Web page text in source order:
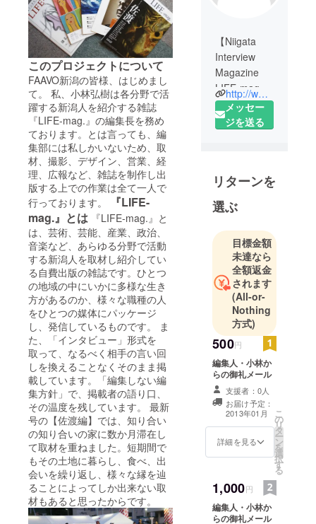
このプロジェクトについて
FAAVO新潟の皆様、はじめまし
て。 私、小林弘樹は各分野で活
躍する新潟人を紹介する雑誌
『LIFE-mag.』の編集長を務め
ております。とは言っても、編
集部には私しかいないため、取
材、撮影、デザイン、営業、経
理、広報など、雑誌を制作し出
版する上での作業は全て一人で
行っております。
『LIFE-
mag.』とは 『LIFE-mag.』と
は、芸術、芸能、産業、政治、
音楽など、あらゆる分野で活動
する新潟人を取材し紹介してい
る自費出版の雑誌です。ひとつ
の地域の中にいかに多様な生き
方があるのか、様々な職種の人
をひとつの媒体にパッケージ
し、発信しているものです。 ま
た、「インタビュー」形式を
取って、なるべく相手の言い回
しを換えることなくそのまま掲
載しています。「編集しない編
集方針」で、掲載者の語り口、
その温度を残しています。 最新
号の【佐渡編】では、知り合い
の知り合いの家に数か月滞在し
て取材を重ねました。短期間で
もその土地に暮らし、食べ、出
会いを繰り返し、様々な縁を辿
ることによってしか出来ない取
材もあると思ったからです。
【Niigata
Interview
Magazine
LIFE-mag.】
編集発行
人：小林 弘
新潟県新潟
市中央区学
校町通三番
町555-9
tel&fax：
025-378-
3258
web：
http://www.lif
e-mag.com
mail：
niigata@life-
mag.com
http://www.life-mag.com
メッセー
ジを送る
リターンを
選ぶ
目標金額
未達なら
全額返金
されます
(All-or-
Nothing
方式)
500円
編集人・小林か
らの御礼メール
支援者：0人
お届け予定：
2013年01月
詳細を見る
こ
の
リ
タ
ー
ン
を
選
択
す
る
1,000円
編集人・小林か
らの御礼メール